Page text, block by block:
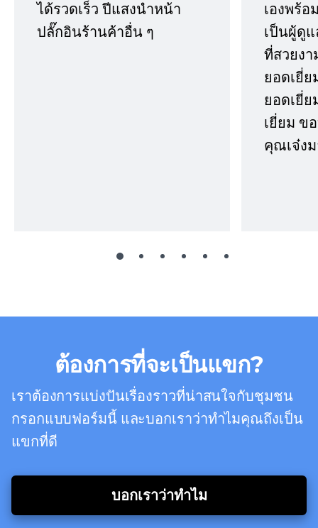
ได้รวดเร็ว ปีแสงนำหน้า
ปลั๊กอินร้านค้าอื่น ๆ
เองพร้
เป็นผู้ดูแ
ที่สวยง
ยอดเยี่ย
ยอดเยี่
เยี่ยม ข
คุณเจ๋ง
ต้องการที่จะเป็นแขก?
เราต้องการแบ่งปันเรื่องราวที่น่าสนใจกับชุมชน
กรอกแบบฟอร์มนี้ และบอกเราว่าทำไมคุณถึงเป็น
แขกที่ดี
บอกเราว่าทำไม